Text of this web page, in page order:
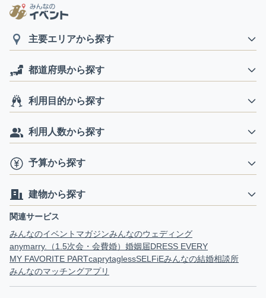
主要エリアから探す
都道府県から探す
利用目的から探す
利用人数から探す
予算から探す
建物から探す
関連サービス
みんなのイベントマガジンみんなのウェディング
anymarry.（1.5次会・会費婚） 婚姻届DRESS EVERY
MY FAVORITE PARTcaprytaglessSELFiEみんなの結婚相談所
みんなのマッチングアプリ